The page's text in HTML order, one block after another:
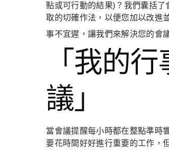
點或可行動的結果)？我們囊括
取的切確作法，以便您加以改進
事不宜遲，讓我們來解決您的會
「我的
議」
當會議提醒每小時都在整點準時
要花時間好好進行重要的工作，